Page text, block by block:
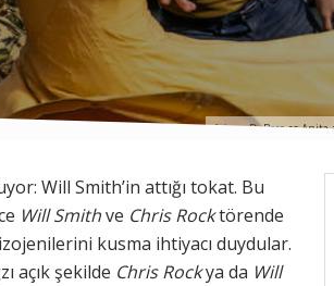
Ariana DeBose as
Will Smith’in attığı tokat. Bu
Will Smithve Chris Rocktörende
kusma ihtiyacı duydular.
açık şekilde Chris Rockya da Will